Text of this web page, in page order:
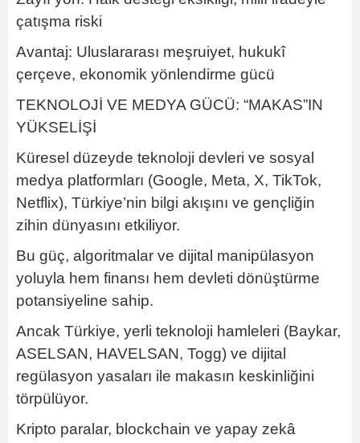
çatışma riski
Avantaj: Uluslararası meşruiyet, hukukî
çerçeve, ekonomik yönlendirme gücü
TEKNOLOJİ VE MEDYA GÜCÜ: “MAKAS”IN
YÜKSELİŞİ
Küresel düzeyde teknoloji devleri ve sosyal
medya platformları (Google, Meta, X, TikTok,
Netflix), Türkiye’nin bilgi akışını ve gençliğin
zihin dünyasını etkiliyor.
Bu güç, algoritmalar ve dijital manipülasyon
yoluyla hem finansı hem devleti dönüştürme
potansiyeline sahip.
Ancak Türkiye, yerli teknoloji hamleleri (Baykar,
ASELSAN, HAVELSAN, Togg) ve dijital
regülasyon yasaları ile makasın keskinliğini
törpülüyor.
Kripto paralar, blockchain ve yapay zekâ